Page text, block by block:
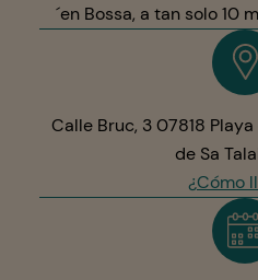
´en Bossa, a tan solo 10
Calle Bruc, 3 07818
de Sa
¿Cómo